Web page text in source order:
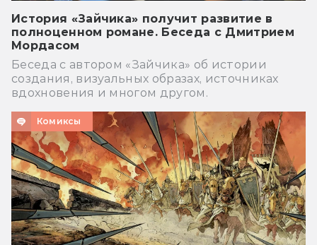
История «Зайчика» получит развитие в
полноценном романе. Беседа с Дмитрием
Мордасом
Беседа с автором «Зайчика» об истории
создания, визуальных образах, источниках
вдохновения и многом другом.
Комиксы